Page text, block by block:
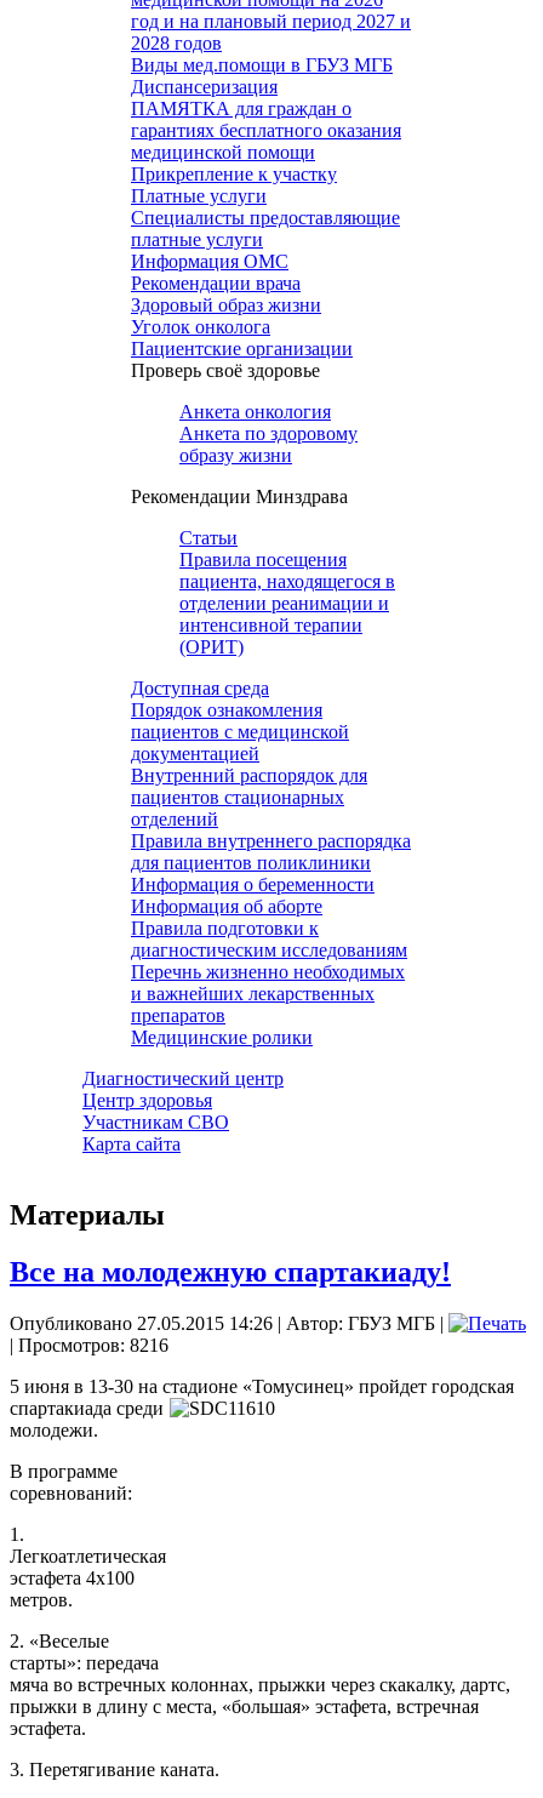
год и на плановый период 2027 и
2028 годов
Виды мед.помощи в ГБУЗ МГБ
Диспансеризация
ПАМЯТКА для граждан о
гарантиях бесплатного оказания
медицинской помощи
Прикрепление к участку
Платные услуги
Специалисты предоставляющие
платные услуги
Информация ОМС
Рекомендации врача
Здоровый образ жизни
Уголок онколога
Пациентские организации
Проверь своё здоровье
Анкета онкология
Анкета по здоровому
образу жизни
Рекомендации Минздрава
Статьи
Правила посещения
пациента, находящегося в
отделении реанимации и
интенсивной терапии
(ОРИТ)
Доступная среда
Порядок ознакомления
пациентов с медицинской
документацией
Внутренний распорядок для
пациентов стационарных
отделений
Правила внутреннего распорядка
для пациентов поликлиники
Информация о беременности
Информация об аборте
Правила подготовки к
диагностическим исследованиям
Перечнь жизненно необходимых
и важнейших лекарственных
препаратов
Медицинские ролики
Диагностический центр
Центр здоровья
Участникам СВО
Карта сайта
Материалы
Все на молодежную спартакиаду!
Опубликовано 27.05.2015 14:26 | Автор: ГБУЗ МГБ |
| Просмотров: 8216
5 июня в 13-30 на стадионе «Томусинец» пройдет городская
спартакиада среди
молодежи.
В программе
соревнований:
1.
Легкоатлетическая
эстафета 4х100
метров.
2. «Веселые
старты»: передача
мяча во встречных колоннах, прыжки через скакалку, дартс,
прыжки в длину с места, «большая» эстафета, встречная
эстафета.
3. Перетягивание каната.